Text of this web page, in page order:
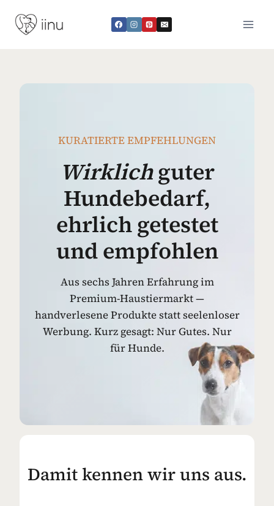
Inhalt
springen
KURATIERTE EMPFEHLUNGEN
Wirklichguter
Hundebedarf,
ehrlich getestet
und empfohlen
Aus sechs Jahren Erfahrung im
Premium-Haustiermarkt —
handverlesene Produkte statt seelenloser
Werbung. Kurz gesagt: Nur Gutes. Nur
für Hunde.
Damit kennen wir uns aus.